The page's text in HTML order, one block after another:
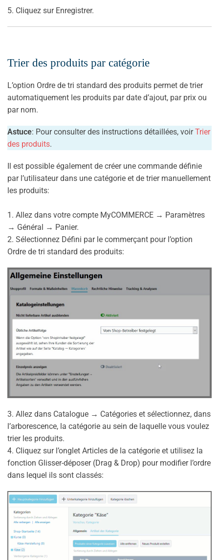
5. Cliquez sur Enregistrer.
Trier des produits par catégorie
L’option Ordre de tri standard des produits permet de trier
automatiquement les produits par date d’ajout, par prix ou
par nom.
Astuce: Pour consulter des instructions détaillées, voirTrier
des produits.
Il est possible également de créer une commande définie
par l’utilisateur dans une catégorie et de trier manuellement
les produits:
1. Allez dans votre compte MyCOMMERCE → Paramètres
→ Général → Panier.
2. Sélectionnez Défini par le commerçant pour l’option
Ordre de tri standard des produits:
3. Allez dans Catalogue → Catégories et sélectionnez, dans
l’arborescence, la catégorie au sein de laquelle vous voulez
trier les produits.
4. Cliquez sur l’onglet Articles de la catégorie et utilisez la
fonction Glisser-déposer (Drag & Drop) pour modifier l’ordre
dans lequel ils sont classés: